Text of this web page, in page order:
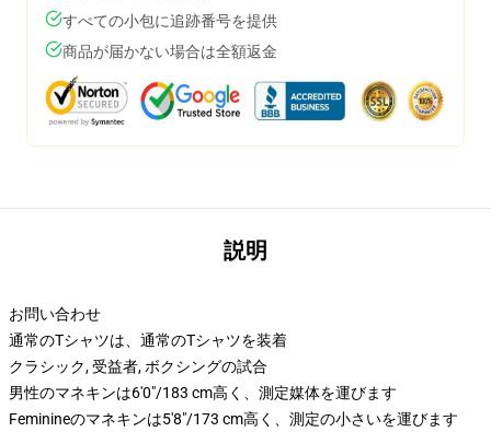
すべての小包に追跡番号を提供
商品が届かない場合は全額返金
説明
お問い合わせ
通常のTシャツは、通常のTシャツを装着
クラシック, 受益者, ボクシングの試合
男性のマネキンは6'0"/183 cm高く、測定媒体を運びます
Feminineのマネキンは5'8"/173 cm高く、測定の小さいを運びます